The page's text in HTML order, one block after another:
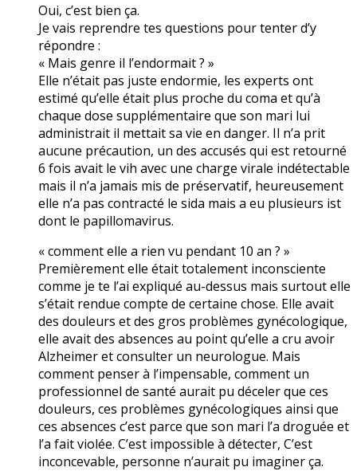
Oui, c’est bien ça.
Je vais reprendre tes questions pour tenter d’y
répondre :
« Mais genre il l’endormait ? »
Elle n’était pas juste endormie, les experts ont
estimé qu’elle était plus proche du coma et qu’à
chaque dose supplémentaire que son mari lui
administrait il mettait sa vie en danger. Il n’a prit
aucune précaution, un des accusés qui est retourné
6 fois avait le vih avec une charge virale indétectable
mais il n’a jamais mis de préservatif, heureusement
elle n’a pas contracté le sida mais a eu plusieurs ist
dont le papillomavirus.
« comment elle a rien vu pendant 10 an ? »
Premièrement elle était totalement inconsciente
comme je te l’ai expliqué au-dessus mais surtout elle
s’était rendue compte de certaine chose. Elle avait
des douleurs et des gros problèmes gynécologique,
elle avait des absences au point qu’elle a cru avoir
Alzheimer et consulter un neurologue. Mais
comment penser à l’impensable, comment un
professionnel de santé aurait pu déceler que ces
douleurs, ces problèmes gynécologiques ainsi que
ces absences c’est parce que son mari l’a droguée et
l’a fait violée. C’est impossible à détecter, C’est
inconcevable, personne n’aurait pu imaginer ça.